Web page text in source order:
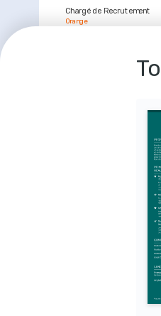
Chargé de Recrutement
Orange
les programmes de stages.
Coordination des sessions de
compétence de gestion de 30 %.
Master en Ressources
Université Panthéon-
Licence en Gestion des
ateliers sur les dernières pratiques